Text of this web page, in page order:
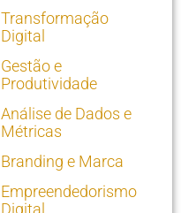
Transformação
Digital
Gestão e
Produtividade
Análise de Dados e
Métricas
Branding e Marca
Empreendedorismo
Digital